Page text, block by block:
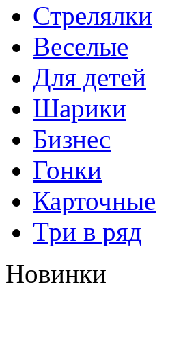
Стрелялки
Веселые
Для детей
Шарики
Бизнес
Гонки
Карточные
Три в ряд
Новинки